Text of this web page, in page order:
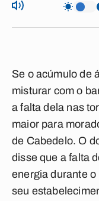
Se o acúmulo de
misturar com o
a falta dela nas
maior para
de Cabedelo. O
disse que a falta
energia durante
seu